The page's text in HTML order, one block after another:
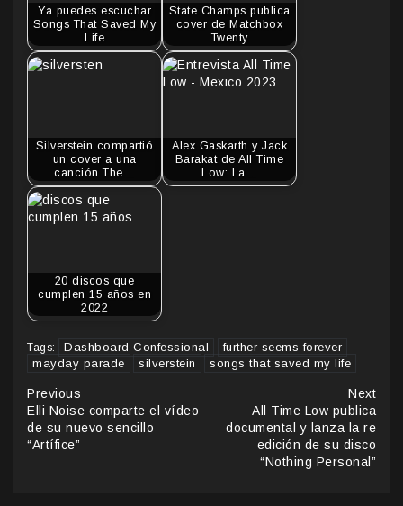
Ya puedes escuchar
Songs That Saved My
Life
State Champs publica
cover de Matchbox
Twenty
Silverstein compartió
un cover a una
canción The…
Alex Gaskarth y Jack
Barakat de All Time
Low: La…
20 discos que
cumplen 15 años en
2022
Tags: Dashboard Confessional
further seems forever
mayday parade
silverstein songs that saved my life
Continue
Reading
Previous
Elli Noise comparte el vídeo
de su nuevo sencillo
“Artífice”
Next
All Time Low publica
documental y lanza la re
edición de su disco
“Nothing Personal”